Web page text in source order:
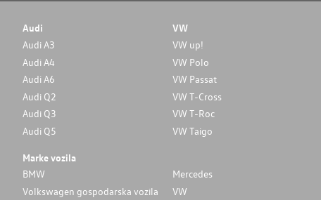
Audi
Audi A3
Audi A4
Audi A6
Audi Q2
Audi Q3
Audi Q5
VW
VW up!
VW Polo
VW Passat
VW T-Cross
VW T-Roc
VW Taigo
Marke vozila
BMW
Mercedes
Volkswagen gospodarska vozila
VW